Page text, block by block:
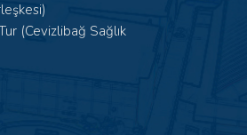
(Cevizlibağ Sağlık